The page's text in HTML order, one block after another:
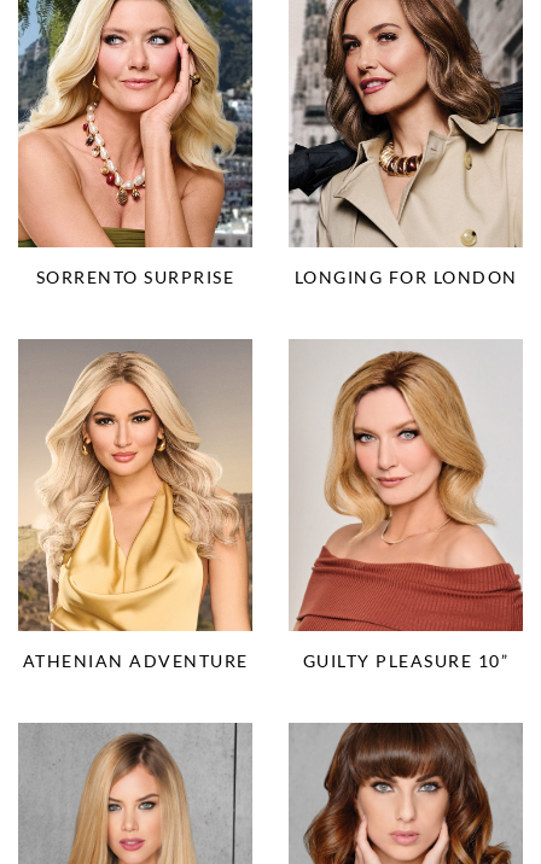
SORRENTO SURPRISE LONGING FOR LONDON
ATHENIAN ADVENTURE GUILTY PLEASURE 10”